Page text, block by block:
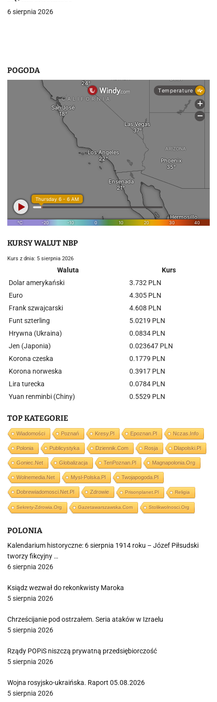
s
6 sierpnia 2026
POGODA
KURSY WALUT NBP
Kurs z dnia: 5 sierpnia 2026
Waluta
Kurs
Dolar amerykański
3.732 PLN
Euro
4.305 PLN
Frank szwajcarski
4.608 PLN
Funt szterling
5.0219 PLN
Hrywna (Ukraina)
0.0834 PLN
Jen (Japonia)
0.023647 PLN
Korona czeska
0.1779 PLN
Korona norweska
0.3917 PLN
Lira turecka
0.0784 PLN
Yuan renminbi (Chiny)
0.5529 PLN
TOP KATEGORIE
Wiadomości Poznań Kresy.pl Epoznan.pl Nczas.info
Polonia Publicystyka Dziennik.com Rosja Dlapolski.pl
Goniec.net Globalizacja TenPoznan.pl Magnapolonia.org
Wolnemedia.net Mysl-Polska.pl Twojapogoda.pl
Dobrewiadomosci.net.pl Zdrowie Prisonplanet.pl Religia
Sekrety-Zdrowia.org Gazetawarszawska.com Stolikwolnosci.org
POLONIA
Kalendarium historyczne: 6 sierpnia 1914 roku – Józef Piłsudski
tworzy fikcyjny …
6 sierpnia 2026
Ksiądz wezwał do rekonkwisty Maroka
5 sierpnia 2026
Chrześcijanie pod ostrzałem. Seria ataków w Izraelu
5 sierpnia 2026
Rządy POPiS niszczą prywatną przedsiębiorczość
5 sierpnia 2026
Wojna rosyjsko-ukraińska. Raport 05.08.2026
5 sierpnia 2026